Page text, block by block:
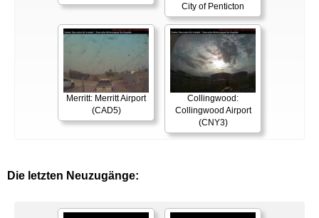
City of Penticton
Merritt: Merritt Airport
(CAD5)
Collingwood:
Collingwood Airport
(CNY3)
Die letzten Neuzugänge: